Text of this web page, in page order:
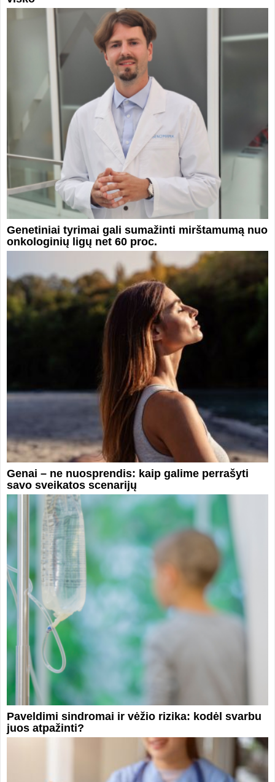
Genetiniai tyrimai gali sumažinti mirštamumą nuo
onkologinių ligų net 60 proc.
Genai – ne nuosprendis: kaip galime perrašyti
savo sveikatos scenarijų
Paveldimi sindromai ir vėžio rizika: kodėl svarbu
juos atpažinti?